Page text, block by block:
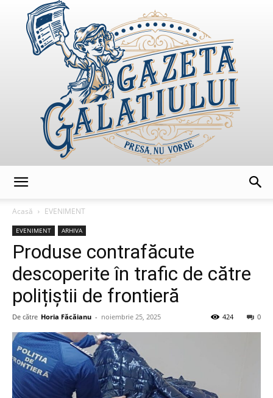
Acasă
EVENIMENT
EVENIMENT ARHIVA
Produse contrafăcute
descoperite în trafic de către
polițiștii de frontieră
De către Horia Făcăianu - noiembrie 25, 2025 0
424